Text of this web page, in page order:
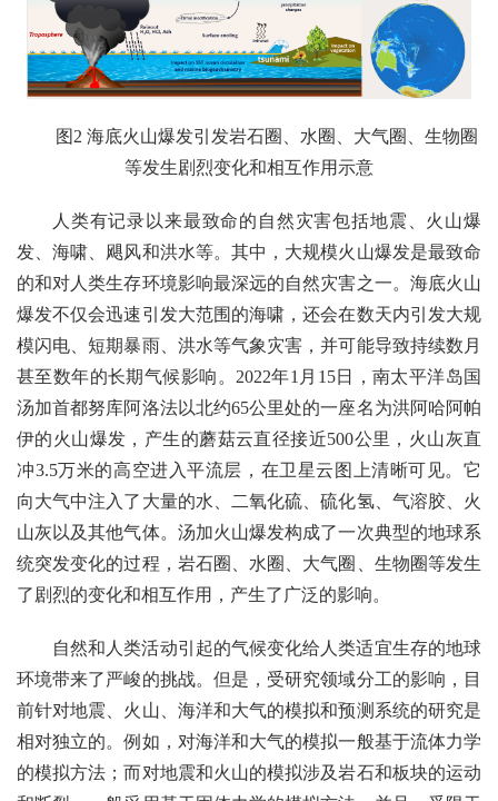
图2 海底火山爆发引发岩石圈、水圈、大气圈、生物圈
等发生剧烈变化和相互作用示意
人类有记录以来最致命的自然灾害包括地震、火山爆
发、海啸、飓风和洪水等。其中，大规模火山爆发是最致命
的和对人类生存环境影响最深远的自然灾害之一。海底火山
爆发不仅会迅速引发大范围的海啸，还会在数天内引发大规
模闪电、短期暴雨、洪水等气象灾害，并可能导致持续数月
甚至数年的长期气候影响。2022年1月15日，南太平洋岛国
汤加首都努库阿洛法以北约65公里处的一座名为洪阿哈阿帕
伊的火山爆发，产生的蘑菇云直径接近500公里，火山灰直
冲3.5万米的高空进入平流层，在卫星云图上清晰可见。它
向大气中注入了大量的水、二氧化硫、硫化氢、气溶胶、火
山灰以及其他气体。汤加火山爆发构成了一次典型的地球系
统突发变化的过程，岩石圈、水圈、大气圈、生物圈等发生
了剧烈的变化和相互作用，产生了广泛的影响。
自然和人类活动引起的气候变化给人类适宜生存的地球
环境带来了严峻的挑战。但是，受研究领域分工的影响，目
前针对地震、火山、海洋和大气的模拟和预测系统的研究是
相对独立的。例如，对海洋和大气的模拟一般基于流体力学
的模拟方法；而对地震和火山的模拟涉及岩石和板块的运动